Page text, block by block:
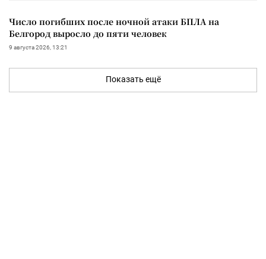
Число погибших после ночной атаки БПЛА на
Белгород выросло до пяти человек
9 августа 2026, 13:21
Показать ещё